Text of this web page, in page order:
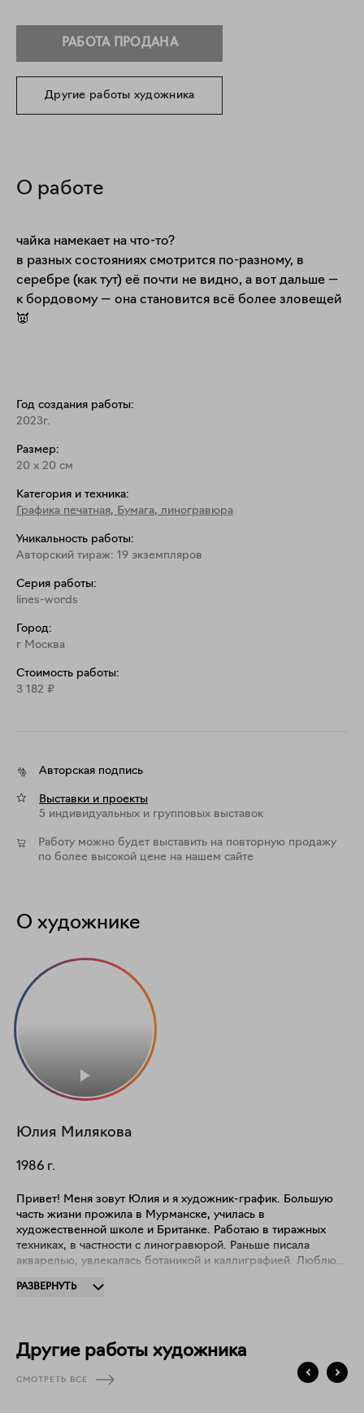
РАБОТА ПРОДАНА
Другие работы художника
О работе
чайка намекает на что-то?
в разных состояниях смотрится по-разному, в
серебре (как тут) её почти не видно, а вот дальше —
к бордовому — она становится всё более зловещей
👿
Год создания работы:
2023г.
Размер:
20 x 20 см
Категория и техника:
Графика печатная, Бумага, линогравюра
Уникальность работы:
Авторский тираж: 19 экземпляров
Серия работы:
lines-words
Город:
г Москва
Стоимость работы:
3 182 ₽
Авторская подпись
Выставки и проекты
5 индивидуальных и групповых выставок
Работу можно будет выставить на повторную продажу
по более высокой цене на нашем сайте
О художнике
Юлия Милякова
1986 г.
Привет! Меня зовут Юлия и я художник-график. Большую
часть жизни прожила в Мурманске, училась в
художественной школе и Британке. Работаю в тиражных
техниках, в частности с линогравюрой. Раньше писала
акварелью, увлекалась ботаникой и каллиграфией. Люблю
исследовать реальность через линии и простые формы,
РАЗВЕРНУТЬ
Другие работы художника
СМОТРЕТЬ ВСЕ